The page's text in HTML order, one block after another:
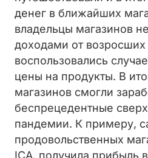
денег в ближайших
владельцы магазинов
доходами от
воспользовались
цены на продукты. В
магазинов смогли
беспрецедентные
пандемии. К примеру,
продовольственных
ICA, получила прибыль